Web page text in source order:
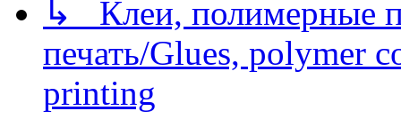
↳ Клеи, полимерные
печать/Glues, polymer
printing